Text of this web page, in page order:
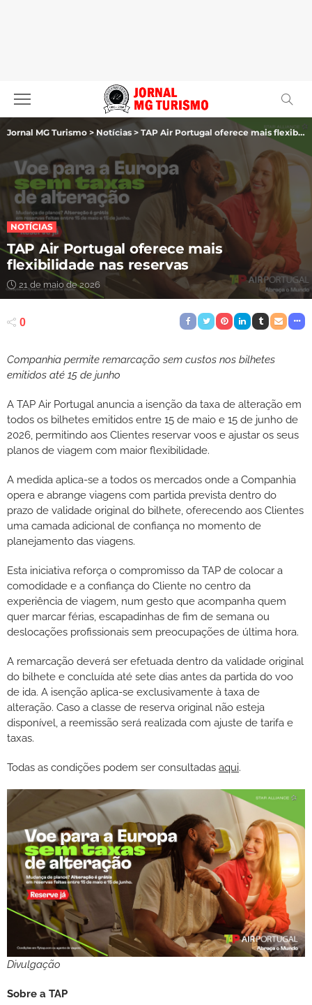
Jornal MG Turismo >Notícias > TAP Air Portugal oferece mais flexibilidade nas reservas
NOTÍCIAS
TAP Air Portugal oferece mais
flexibilidade nas reservas
21 de maio de 2026
0
Companhia permite remarcação sem custos nos bilhetes
emitidos até 15 de junho
A TAP Air Portugal anuncia a isenção da taxa de alteração em
todos os bilhetes emitidos entre 15 de maio e 15 de junho de
2026, permitindo aos Clientes reservar voos e ajustar os seus
planos de viagem com maior flexibilidade.
A medida aplica-se a todos os mercados onde a Companhia
opera e abrange viagens com partida prevista dentro do
prazo de validade original do bilhete, oferecendo aos Clientes
uma camada adicional de confiança no momento de
planejamento das viagens.
Esta iniciativa reforça o compromisso da TAP de colocar a
comodidade e a confiança do Cliente no centro da
experiência de viagem, num gesto que acompanha quem
quer marcar férias, escapadinhas de fim de semana ou
deslocações profissionais sem preocupações de última hora.
A remarcação deverá ser efetuada dentro da validade original
do bilhete e concluída até sete dias antes da partida do voo
de ida. A isenção aplica-se exclusivamente à taxa de
alteração. Caso a classe de reserva original não esteja
disponível, a reemissão será realizada com ajuste de tarifa e
taxas.
Todas as condições podem ser consultadas aqui.
Divulgação
Sobre a TAP